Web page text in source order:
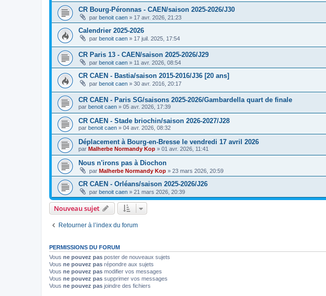
CR Bourg-Péronnas - CAEN/saison 2025-2026/J30
par benoit caen » 17 avr. 2026, 21:23
Calendrier 2025-2026
par benoit caen » 17 juil. 2025, 17:54
CR Paris 13 - CAEN/saison 2025-2026/J29
par benoit caen » 11 avr. 2026, 08:54
CR CAEN - Bastia/saison 2015-2016/J36 [20 ans]
par benoit caen » 30 avr. 2016, 20:17
CR CAEN - Paris SG/saisons 2025-2026/Gambardella quart de finale
par benoit caen » 05 avr. 2026, 17:39
CR CAEN - Stade briochin/saison 2026-2027/J28
par benoit caen » 04 avr. 2026, 08:32
Déplacement à Bourg-en-Bresse le vendredi 17 avril 2026
par Malherbe Normandy Kop » 01 avr. 2026, 11:41
Nous n'irons pas à Diochon
par Malherbe Normandy Kop » 23 mars 2026, 20:59
CR CAEN - Orléans/saison 2025-2026/J26
par benoit caen » 21 mars 2026, 20:39
Nouveau sujet
Retourner à l’index du forum
PERMISSIONS DU FORUM
Vous ne pouvez pas poster de nouveaux sujets
Vous ne pouvez pas répondre aux sujets
Vous ne pouvez pas modifier vos messages
Vous ne pouvez pas supprimer vos messages
Vous ne pouvez pas joindre des fichiers